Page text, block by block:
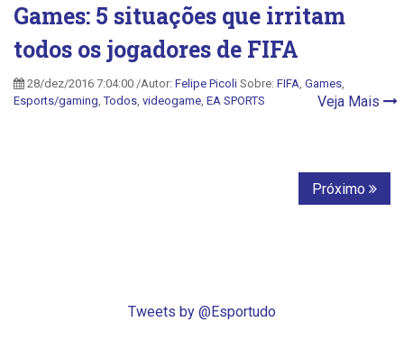
Games: 5 situações que irritam
todos os jogadores de FIFA
28/dez/2016 7:04:00 /Autor: Felipe Picoli Sobre: FIFA, Games,
Esports/gaming,Todos, videogame, EA SPORTS Veja Mais
Próximo
Tweets by @Esportudo